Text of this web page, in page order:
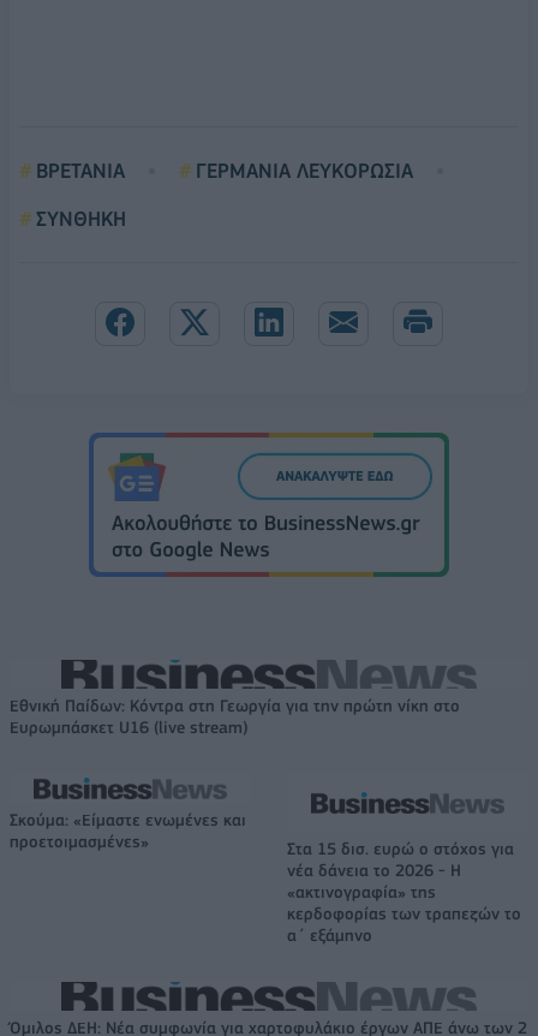
ΒΡΕΤΑΝΙΑ
ΓΕΡΜΑΝΙΑ ΛΕΥΚΟΡΩΣΙΑ
ΣΥΝΘΗΚΗ
Εθνική Παίδων: Κόντρα στη Γεωργία για την πρώτη νίκη στο
Ευρωμπάσκετ U16 (live stream)
Σκούμα: «Είμαστε ενωμένες και
προετοιμασμένες»
Στα 15 δισ. ευρώ ο στόχος για
νέα δάνεια το 2026 - Η
«ακτινογραφία» της
κερδοφορίας των τραπεζών το
α΄ εξάμηνο
Όμιλος ΔΕΗ: Νέα συμφωνία για χαρτοφυλάκιο έργων ΑΠΕ άνω των 2